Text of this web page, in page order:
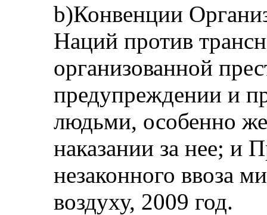
b)Конвенции
Наций против
организованной
предупреждении и
людьми, особенно
наказании за нее; и
незаконного ввоза
воздуху, 2009 год.